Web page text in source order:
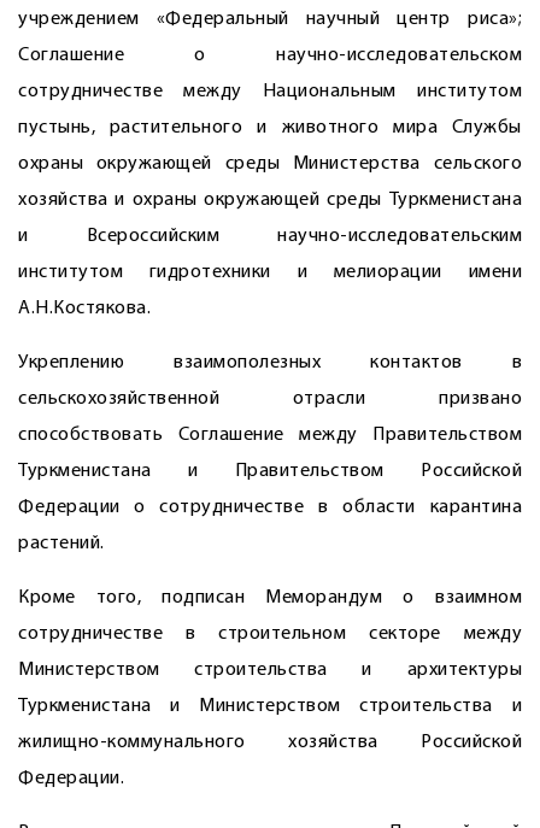
учреждением «Федеральный научный центр риса»;
Соглашение о научно-исследовательском
сотрудничестве между Национальным институтом
пустынь, растительного и животного мира Службы
охраны окружающей среды Министерства сельского
хозяйства и охраны окружающей среды Туркменистана
и Всероссийским научно-исследовательским
институтом гидротехники и мелиорации имени
А.Н.Костякова.
Укреплению взаимополезных контактов в
сельскохозяйственной отрасли призвано
способствовать Соглашение между Правительством
Туркменистана и Правительством Российской
Федерации о сотрудничестве в области карантина
растений.
Кроме того, подписан Меморандум о взаимном
сотрудничестве в строительном секторе между
Министерством строительства и архитектуры
Туркменистана и Министерством строительства и
жилищно-коммунального хозяйст­ва Российской
Федерации.